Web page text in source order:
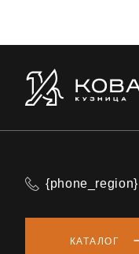
{phone_region}
КАТАЛОГ